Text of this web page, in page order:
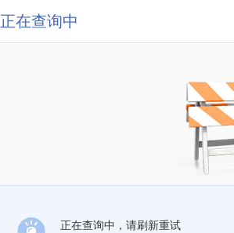
正在查询中
正在查询中，请刷新重试